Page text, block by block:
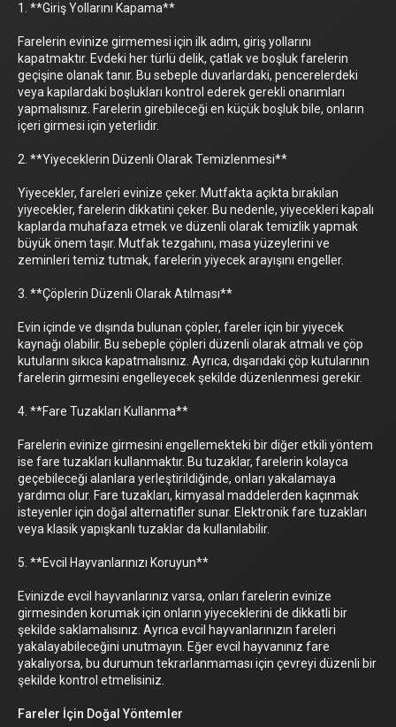
1. **Giriş Yollarını Kapama**
Farelerin evinize girmemesi için ilk adım, giriş yollarını
kapatmaktır. Evdeki her türlü delik, çatlak ve boşluk farelerin
geçişine olanak tanır. Bu sebeple duvarlardaki, pencerelerdeki
veya kapılardaki boşlukları kontrol ederek gerekli onarımları
yapmalısınız. Farelerin girebileceği en küçük boşluk bile, onların
içeri girmesi için yeterlidir.
2. **Yiyeceklerin Düzenli Olarak Temizlenmesi**
Yiyecekler, fareleri evinize çeker. Mutfakta açıkta bırakılan
yiyecekler, farelerin dikkatini çeker. Bu nedenle, yiyecekleri kapalı
kaplarda muhafaza etmek ve düzenli olarak temizlik yapmak
büyük önem taşır. Mutfak tezgahını, masa yüzeylerini ve
zeminleri temiz tutmak, farelerin yiyecek arayışını engeller.
3. **Çöplerin Düzenli Olarak Atılması**
Evin içinde ve dışında bulunan çöpler, fareler için bir yiyecek
kaynağı olabilir. Bu sebeple çöpleri düzenli olarak atmalı ve çöp
kutularını sıkıca kapatmalısınız. Ayrıca, dışarıdaki çöp kutularının
farelerin girmesini engelleyecek şekilde düzenlenmesi gerekir.
4. **Fare Tuzakları Kullanma**
Farelerin evinize girmesini engellemekteki bir diğer etkili yöntem
ise fare tuzakları kullanmaktır. Bu tuzaklar, farelerin kolayca
geçebileceği alanlara yerleştirildiğinde, onları yakalamaya
yardımcı olur. Fare tuzakları, kimyasal maddelerden kaçınmak
isteyenler için doğal alternatifler sunar. Elektronik fare tuzakları
veya klasik yapışkanlı tuzaklar da kullanılabilir.
5. **Evcil Hayvanlarınızı Koruyun**
Evinizde evcil hayvanlarınız varsa, onları farelerin evinize
girmesinden korumak için onların yiyeceklerini de dikkatli bir
şekilde saklamalısınız. Ayrıca evcil hayvanlarınızın fareleri
yakalayabileceğini unutmayın. Eğer evcil hayvanınız fare
yakalıyorsa, bu durumun tekrarlanmaması için çevreyi düzenli bir
şekilde kontrol etmelisiniz.
Fareler İçin Doğal Yöntemler